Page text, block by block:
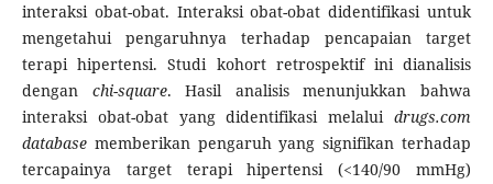
interaksi obat-obat. Interaksi obat-obat didentifikasi untuk
mengetahui pengaruhnya terhadap pencapaian target
terapi hipertensi. Studi kohort retrospektif ini dianalisis
dengan chi-square. Hasil analisis menunjukkan bahwa
interaksi obat-obat yang didentifikasi melaluidrugs.com
databasememberikan pengaruh yang signifikan terhadap
tercapainya target terapi hipertensi (<140/90 mmHg)